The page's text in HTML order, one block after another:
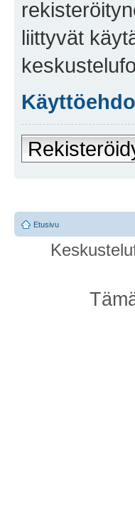
liittyvät
Etusivu